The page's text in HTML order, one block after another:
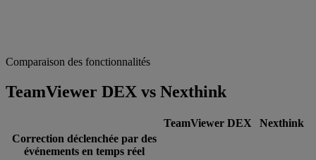
Comparaison des fonctionnalités
TeamViewer DEX vs Nexthink
TeamViewer DEX
Nexthink
Correction déclenchée par des
événements en temps réel